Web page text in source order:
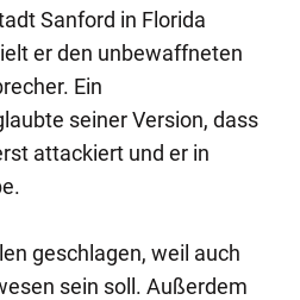
Sanford in Florida
er den unbewaffneten
Ein
seiner Version, dass
attackiert und er in
geschlagen, weil auch
sein soll. Außerdem